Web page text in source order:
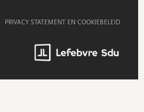
PRIVACY STATEMENT EN COOKIEBELEID